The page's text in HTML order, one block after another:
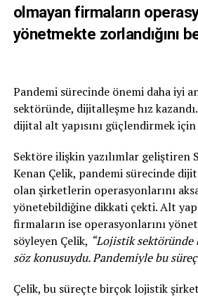
olmayan firmaların
yönetmekte zorlandığını
Pandemi sürecinde önemi daha iyi
sektöründe, dijitalleşme hız
dijital alt yapısını güçlendirmek
Sektöre ilişkin yazılımlar geliştiren
Kenan Çelik, pandemi sürecinde
olan şirketlerin operasyonlarını
yönetebildiğine dikkati çekti. Alt
firmaların ise operasyonlarını
söyleyen Çelik, “Lojistik
söz konusuydu. Pandemiyle bu süreç
Çelik, bu süreçte birçok lojistik